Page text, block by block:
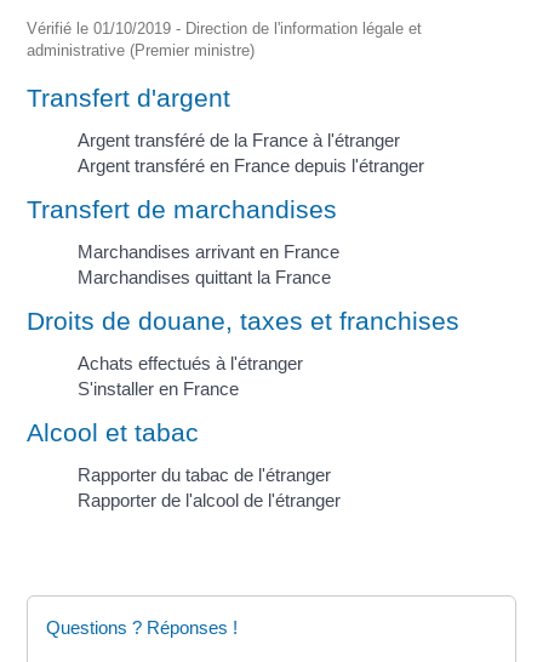
Vérifié le 01/10/2019 - Direction de l'information légale et
administrative (Premier ministre)
Transfert d'argent
Argent transféré de la France à l'étranger
Argent transféré en France depuis l'étranger
Transfert de marchandises
Marchandises arrivant en France
Marchandises quittant la France
Droits de douane, taxes et franchises
Achats effectués à l'étranger
S'installer en France
Alcool et tabac
Rapporter du tabac de l'étranger
Rapporter de l'alcool de l'étranger
Questions ? Réponses !